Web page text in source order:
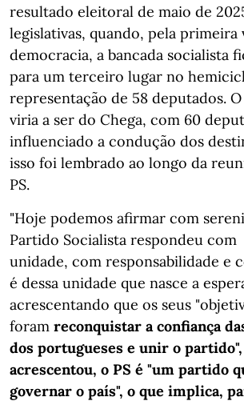
resultado eleitoral de maio de
legislativas, quando, pela primeira
democracia, a bancada socialista
para um terceiro lugar no
representação de 58 deputados.
viria a ser do Chega, com 60
influenciado a condução dos
isso foi lembrado ao longo da
PS.
"Hoje podemos afirmar com
Partido Socialista respondeu com
unidade, com responsabilidade e
é dessa unidade que nasce a
acrescentando que os seus
foram reconquistar a confiança
dos portugueses e unir o
acrescentou, o PS é "um partido
governar o país", o que implica,